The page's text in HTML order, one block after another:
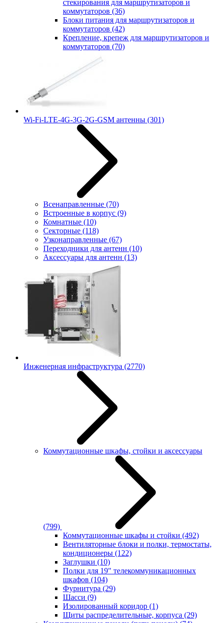
стекирования для маршрутизаторов и
коммутаторов (36)
Блоки питания для маршрутизаторов и
коммутаторов (42)
Крепление, крепеж для маршрутизаторов и
коммутаторов (70)
Wi-Fi-LTE-4G-3G-2G-GSM антенны (301)
Всенаправленные (70)
Встроенные в корпус (9)
Комнатные (10)
Секторные (118)
Узконаправленные (67)
Переходники для антенн (10)
Аксессуары для антенн (13)
Инженерная инфраструктура (2770)
Коммутационные шкафы, стойки и аксессуары
(799)
Коммутационные шкафы и стойки (492)
Вентиляторные блоки и полки, термостаты,
кондиционеры (122)
Заглушки (10)
Полки для 19" телекоммуникационных
шкафов (104)
Фурнитура (29)
Шасси (9)
Изолированный коридор (1)
Щиты распределительные, корпуса (29)